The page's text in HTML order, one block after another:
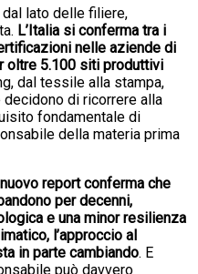
lato delle filiere,
L’Italia si conferma tra i
nelle aziende di
oltre 5.100 siti produttivi
dal tessile alla stampa,
di ricorrere alla
fondamentale di
della materia prima
report conferma che
per decenni,
e una minor resilienza
l’approccio al
in parte cambiando. E
può davvero